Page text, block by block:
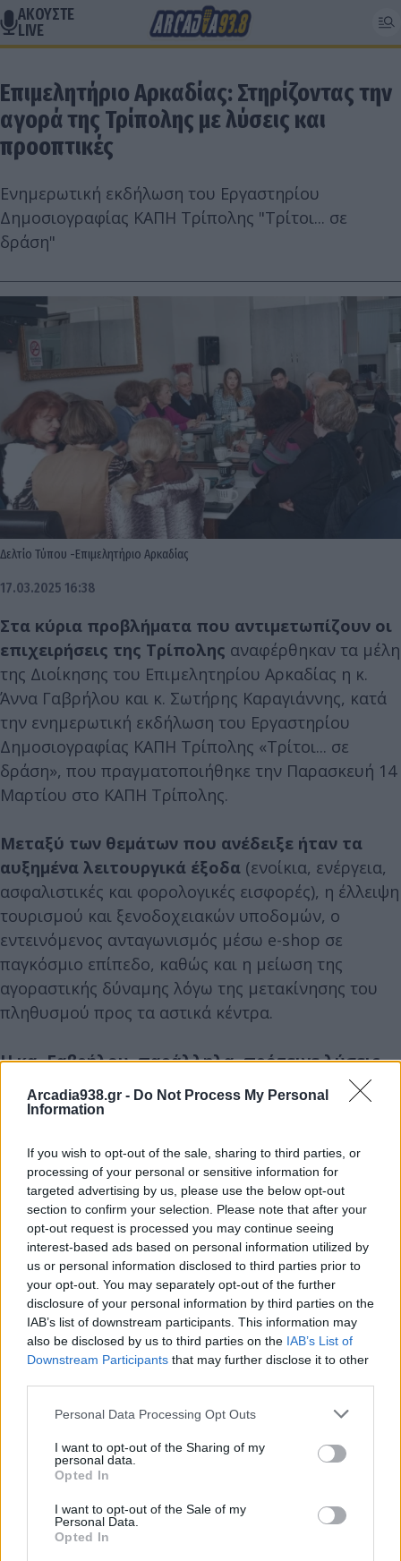
Arcadia938.gr - Do Not Process My Personal
Information
If you wish to opt-out of the sale, sharing to third parties, or
processing of your personal or sensitive information for
targeted advertising by us, please use the below opt-out
section to confirm your selection. Please note that after your
opt-out request is processed you may continue seeing
interest-based ads based on personal information utilized by
us or personal information disclosed to third parties prior to
your opt-out. You may separately opt-out of the further
disclosure of your personal information by third parties on the
IAB’s list of downstream participants. This information may
also be disclosed by us to third parties on the IAB’s List of
Downstream Participants that may further disclose it to other
Personal Data Processing Opt Outs
I want to opt-out of the Sharing of my
personal data.
Opted In
I want to opt-out of the Sale of my
Personal Data.
Opted In
ΑΚΟΥΣΤΕ
LIVE
Επιμελητήριο Αρκαδίας: Στηρίζοντας την
αγορά της Τρίπολης με λύσεις και
προοπτικές
Eνημερωτική εκδήλωση του Εργαστηρίου
Δημοσιογραφίας ΚΑΠΗ Τρίπολης "Τρίτοι... σε
δράση"
Δελτίο Τύπου -Επιμελητήριο Αρκαδίας
17.03.2025 16:38
Στα κύρια προβλήματα που αντιμετωπίζουν οι
επιχειρήσεις της Τρίπολης αναφέρθηκαν τα μέλη
της Διοίκησης του Επιμελητηρίου Αρκαδίας η κ.
Άννα Γαβρήλου και κ. Σωτήρης Καραγιάννης, κατά
την ενημερωτική εκδήλωση του Εργαστηρίου
Δημοσιογραφίας ΚΑΠΗ Τρίπολης «Τρίτοι... σε
δράση», που πραγματοποιήθηκε την Παρασκευή 14
Μαρτίου στο ΚΑΠΗ Τρίπολης.
Μεταξύ των θεμάτων που ανέδειξε ήταν τα
αυξημένα λειτουργικά έξοδα (ενοίκια, ενέργεια,
ασφαλιστικές και φορολογικές εισφορές), η έλλειψη
τουρισμού και ξενοδοχειακών υποδομών, ο
εντεινόμενος ανταγωνισμός μέσω e-shop σε
παγκόσμιο επίπεδο, καθώς και η μείωση της
αγοραστικής δύναμης λόγω της μετακίνησης του
πληθυσμού προς τα αστικά κέντρα.
Η κα. Γαβρήλου, παράλληλα, πρότεινε λύσεις
για τη στήριξη και ανάπτυξη της τοπικής
αγοράς, όπως η ενίσχυση των οικογενειακών
με τον πελάτη, η συνεργασία με φορείς για τη
διοργάνωση εκδηλώσεων, η δωρεάν προβολή μέσω
της ιστοσελίδας του Επιμελητηρίου Αρκαδίας,
καθώς και η προώθηση του τοπικού τουρισμού.
Η εκδήλωση αποτέλεσε μια ουσιαστική
πρωτοβουλία ενημέρωσης,με το Επιμελητήριο
Αρκαδίας να επιβεβαιώνει τον ρόλο του ως αρωγός
της τοπικής επιχειρηματικότητας, συμβάλλοντας
Διάβασε σχετικά
Βραδιά κεφιού, διασκέδασης και γλεντιού για
τα μέλη του ΚΑΠΗ Μεγαλόπολης